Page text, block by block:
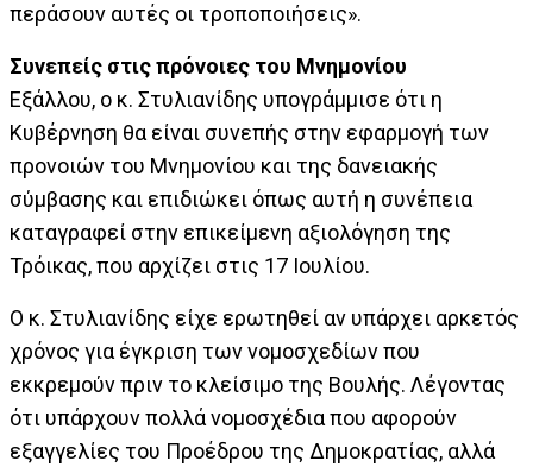
περάσουν αυτές οι τροποποιήσεις».
Συνεπείς στις πρόνοιες του Μνημονίου
Εξάλλου, ο κ. Στυλιανίδης υπογράμμισε ότι η
Κυβέρνηση θα είναι συνεπής στην εφαρμογή των
προνοιών του Μνημονίου και της δανειακής
σύμβασης και επιδιώκει όπως αυτή η συνέπεια
καταγραφεί στην επικείμενη αξιολόγηση της
Τρόικας, που αρχίζει στις 17 Ιουλίου.
Ο κ. Στυλιανίδης είχε ερωτηθεί αν υπάρχει αρκετός
χρόνος για έγκριση των νομοσχεδίων που
εκκρεμούν πριν το κλείσιμο της Βουλής. Λέγοντας
ότι υπάρχουν πολλά νομοσχέδια που αφορούν
εξαγγελίες του Προέδρου της Δημοκρατίας, αλλά